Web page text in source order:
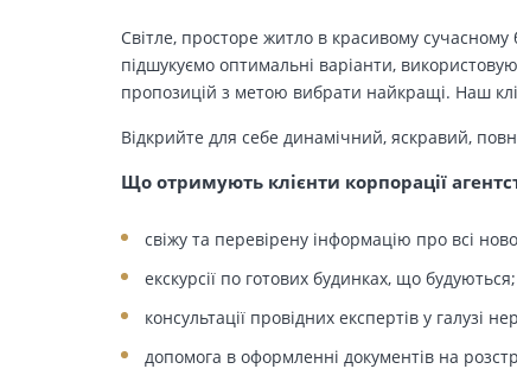
Світле, просторе житло в красивому
підшукуємо оптимальні варіанти,
пропозицій з метою вибрати найкращі. Наш
Відкрийте для себе динамічний, яскравий,
Що отримують клієнти корпорації
свіжу та перевірену інформацію про всі
екскурсії по готових будинках, що будуються;
консультації провідних експертів у галузі
допомога в оформленні документів на